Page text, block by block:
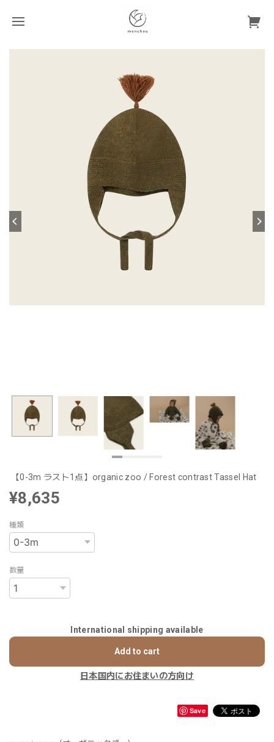
【0-3m ラスト1点】organic zoo / Forest contrast Tassel Hat
¥8,635
種類
数量
International shipping available
Add to cart
日本国内にお住まいの方向け
Save